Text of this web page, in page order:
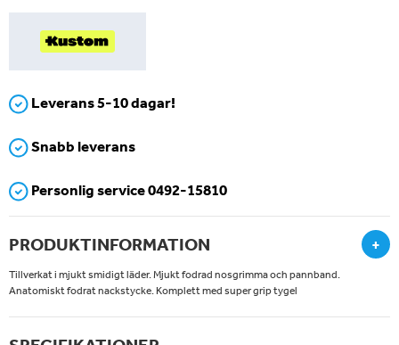
Leverans 5-10 dagar!
Snabb leverans
Personlig service 0492-15810
PRODUKTINFORMATION +
Tillverkat i mjukt smidigt läder. Mjukt fodrad nosgrimma och pannband.
Anatomiskt fodrat nackstycke. Komplett med super grip tygel